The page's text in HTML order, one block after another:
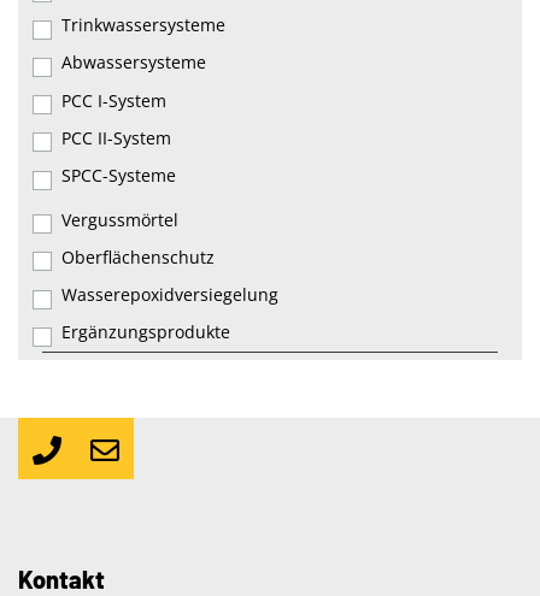
Trinkwassersysteme
Abwassersysteme
PCC I-System
PCC II-System
SPCC-Systeme
Vergussmörtel
Oberflächenschutz
Wasserepoxidversiegelung
Ergänzungsprodukte
Kontakt